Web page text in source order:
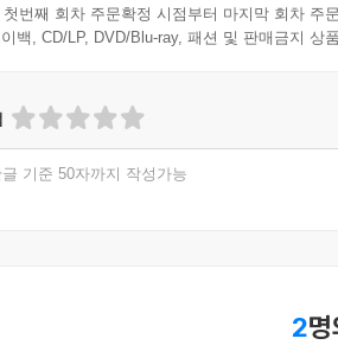
첫번째 회차 주문확정 시점부터 마지막 회차 주
백, CD/LP, DVD/Blu-ray, 패션 및 판매금지 상
글 기준 50자까지 작성가능
2